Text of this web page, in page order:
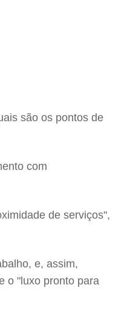
são os pontos de
com
de serviços",
e, assim,
o "luxo pronto para